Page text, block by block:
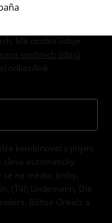
s tím, že
Mé osobní údaje
osobních údajů
odkaz/link.
kombinovat s jinými
automaticky
se na média, knihy,
(Till) Lindemann, Die
Böhse Onkelz a